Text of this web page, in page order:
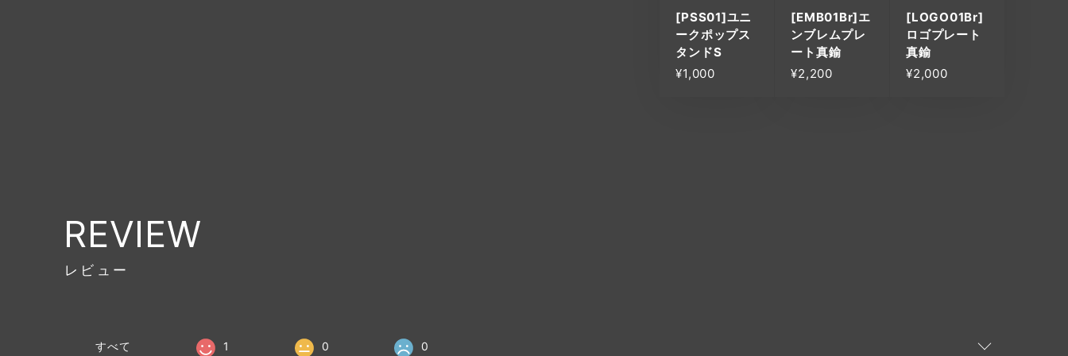
[PSS01]ユニ
ークポップス
タンドS
¥1,000
[EMB01Br]エ
ンブレムプレ
ート真鍮
¥2,200
[LOGO01Br]
ロゴプレート
真鍮
¥2,000
REVIEW
レビュー
すべて 1 0 0